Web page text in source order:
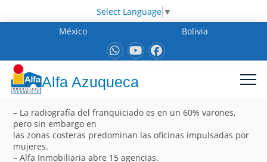
Select Language ▼
México
Bolivia
Alfa Azuqueca
– La radiografía del franquiciado es en un 60% varones,
pero sin embargo en
las zonas costeras predominan las oficinas impulsadas por
mujeres.
– Alfa Inmobiliaria abre 15 agencias.